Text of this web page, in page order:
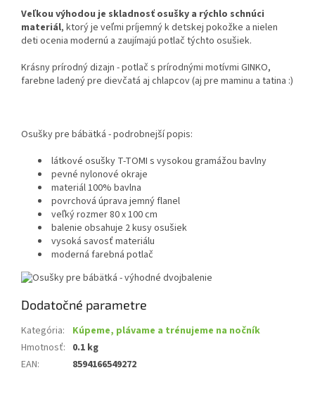
Veľkou výhodou je skladnosť osušky a rýchlo schnúci
materiál, ktorý je veľmi príjemný k detskej pokožke a nielen
deti ocenia modernú a zaujímajú potlač týchto osušiek.
Krásny prírodný dizajn - potlač s prírodnými motívmi GINKO,
farebne ladený pre dievčatá aj chlapcov (aj pre maminu a tatina :)
Osušky pre bábätká - podrobnejší popis:
látkové osušky T-TOMI s vysokou gramážou bavlny
pevné nylonové okraje
materiál 100% bavlna
povrchová úprava jemný flanel
veľký rozmer 80 x 100 cm
balenie obsahuje 2 kusy osušiek
vysoká savosť materiálu
moderná farebná potlač
Dodatočné parametre
Kategória:
Kúpeme, plávame a trénujeme na nočník
Hmotnosť: 0.1 kg
EAN: 8594166549272